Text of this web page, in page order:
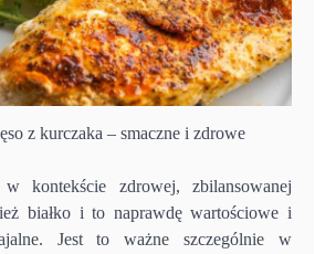
z kurczaka – smaczne i zdrowe
kontekście zdrowej, zbilansowanej
białko i to naprawdę wartościowe i
Jest to ważne szczególnie w